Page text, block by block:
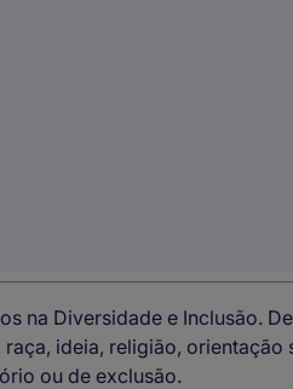
na Diversidade e Inclusão.
ideia, religião,
ou de exclusão.